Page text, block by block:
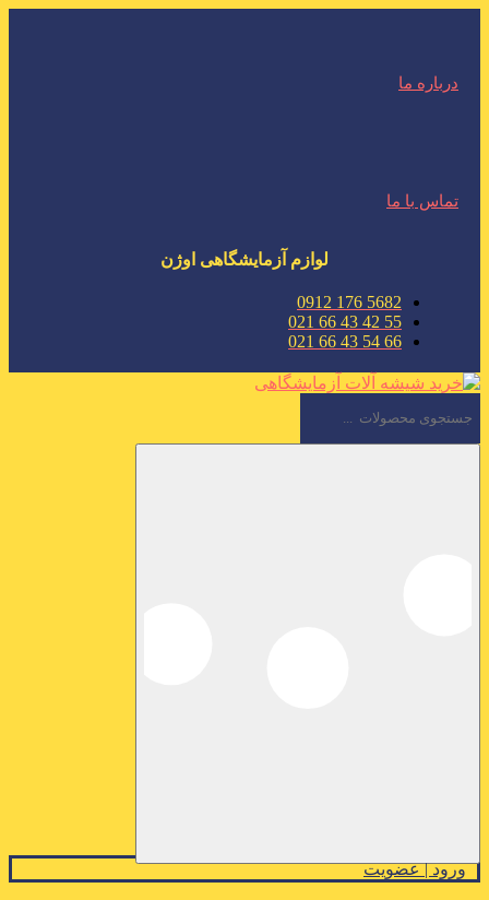
درباره ما
تماس با ما
لوازم آزمایشگاهی اوژن
5682 176 0912
55 42 43 66 021
66 54 43 66 021
ورود | عضویت